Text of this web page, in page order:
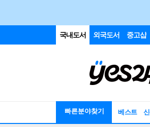
국내도서 외국도서 중고샵
빠른분야찾기 베스트